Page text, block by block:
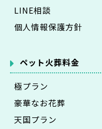
LINE相談
個人情報保護方針
ペット火葬料金
極プラン
豪華なお花葬
天国プラン